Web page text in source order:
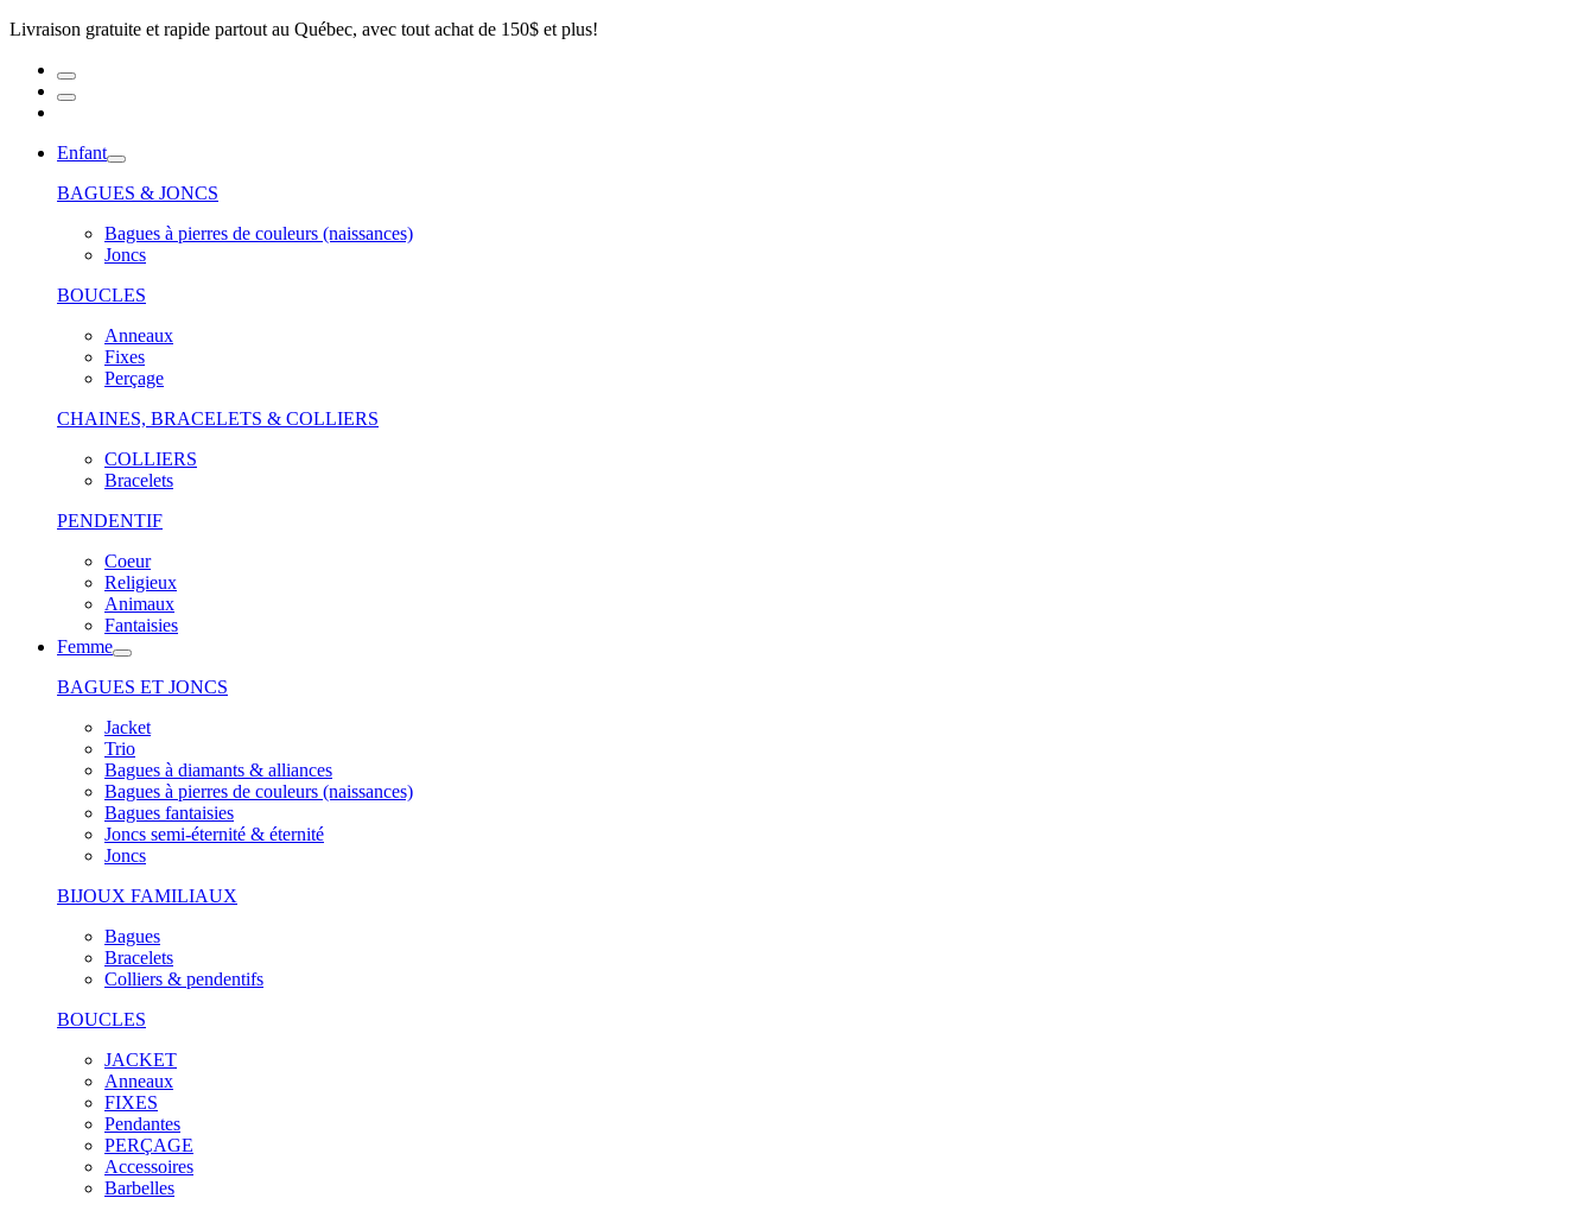
Livraison gratuite et rapide partout au Québec, avec tout achat de 150$ et plus!
Enfant
BAGUES & JONCS
Bagues à pierres de couleurs (naissances)
Joncs
BOUCLES
Anneaux
Fixes
Perçage
CHAINES, BRACELETS & COLLIERS
COLLIERS
Bracelets
PENDENTIF
Coeur
Religieux
Animaux
Fantaisies
Femme
BAGUES ET JONCS
Jacket
Trio
Bagues à diamants & alliances
Bagues à pierres de couleurs (naissances)
Bagues fantaisies
Joncs semi-éternité & éternité
Joncs
BIJOUX FAMILIAUX
Bagues
Bracelets
Colliers & pendentifs
BOUCLES
JACKET
Anneaux
FIXES
Pendantes
PERÇAGE
Accessoires
Barbelles